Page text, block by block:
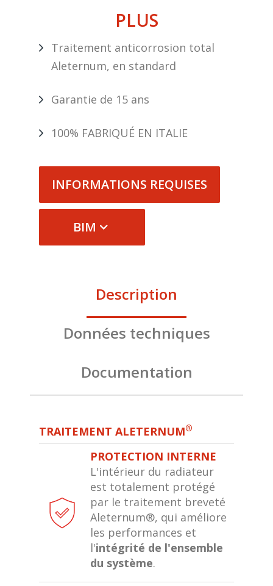
PLUS
Traitement anticorrosion total
Aleternum, en standard
Garantie de 15 ans
100% FABRIQUÉ EN ITALIE
INFORMATIONS REQUISES
BIM
Description
Données techniques
Documentation
TRAITEMENT ALETERNUM®
PROTECTION INTERNE
L'intérieur du radiateur
est totalement protégé
par le traitement breveté
Aleternum®, qui améliore
les performances et
l'intégrité de l'ensemble
du système.